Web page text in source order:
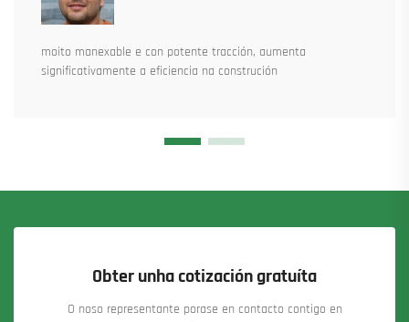
moito manexable e con potente tracción, aumenta
significativamente a eficiencia na construción
Obter unha cotización gratuíta
O noso representante porase en contacto contigo en